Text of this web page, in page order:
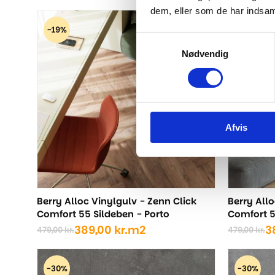
dem, eller som de har
Nødvendig
Afvis
oprindelige
pris
var:
479,00 kr..
aktuelle
pris
er:
389,00 kr..
var:
aktuelle
er:
-19%
Berry Alloc Vinylgulv - Zenn Click
Comfort 55 Sildeben - Porto
479,00kr.
Den
oprindelige
pris
389,00 kr.
Den
aktuelle
pris
m2
-19%
Berry
Comfort
479,00kr.
Den
pris
Den
aktuelle
pris
-30% -30%